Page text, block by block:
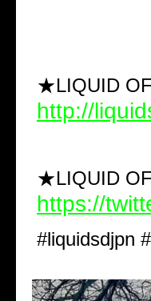
★LIQUID
http://
★LIQUID
https://
#liquidsdjpn